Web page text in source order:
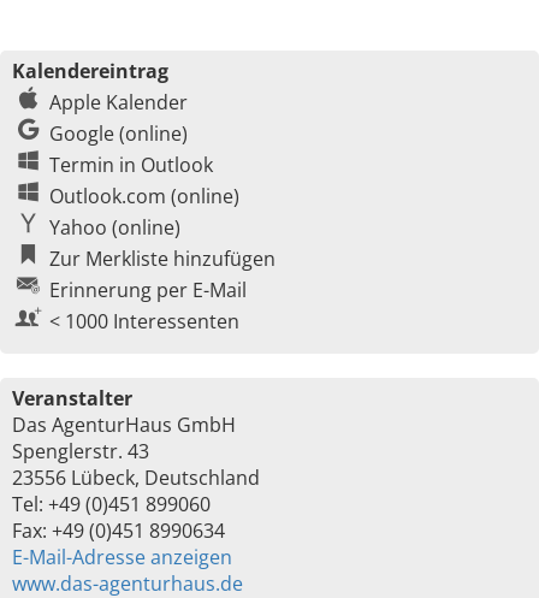
Kalendereintrag
Apple Kalender
Google (online)
Termin in Outlook
Outlook.com (online)
Yahoo (online)
Zur Merkliste hinzufügen
Erinnerung per E-Mail
< 1000 Interessenten
Veranstalter
Das AgenturHaus GmbH
Spenglerstr. 43
23556 Lübeck, Deutschland
Tel: +49 (0)451 899060
Fax: +49 (0)451 8990634
E-Mail-Adresse anzeigen
www.das-agenturhaus.de